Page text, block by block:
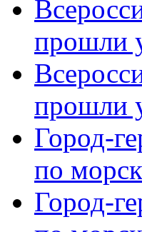
прошли
прошли
Город-
по
Город-